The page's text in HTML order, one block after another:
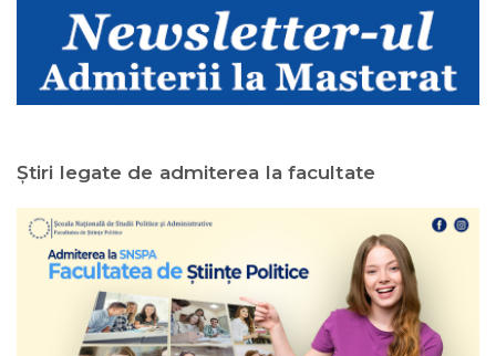
Ştiri legate de admiterea la facultate